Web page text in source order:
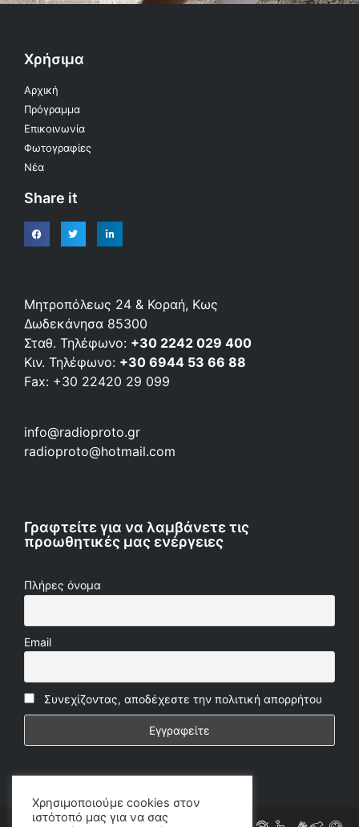
Χρήσιμα
Αρχική
Πρόγραμμα
Επικοινωνία
Φωτογραφίες
Νέα
Share it
Μητροπόλεως 24 & Κοραή, Κως
Δωδεκάνησα 85300
Σταθ. Τηλέφωνο: +30 2242 029 400
Κιν. Τηλέφωνο: +30 6944 53 66 88
Fax: +30 22420 29 099
info@radioproto.gr
radioproto@hotmail.com
Γραφτείτε για να λαμβάνετε τις
προωθητικές μας ενέργειες
Πλήρες όνομα
Email
Συνεχίζοντας, αποδέχεστε την πολιτική απορρήτου
Χρησιμοποιούμε cookies στον
ιστότοπό μας για να σας